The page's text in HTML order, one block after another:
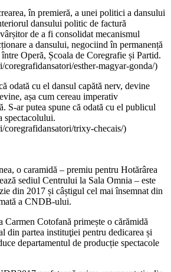
în premieră, a unei politici a dansului
dansului politic de factură
de a fi consolidat mecanismul
a dansului, negociind în permanență
Operă, Școala de Coregrafie și Partid.
esther-magyar-gonda/)
odată cu el dansul capătă nerv, devine
așa cum cereau imperativ
S-ar putea spune că odată cu el publicul
spectacolului.
coregrafidansatori/trixy-checais/)
o caramidă – premiu pentru Hotărârea
sediul Centrului la Sala Omnia – este
din 2017 și câștigul cel mai însemnat din
a CNDB-ului.
Carmen Cotofană primește o cărămidă
din partea instituţiei pentru dedicarea și
departamentul de producție spectacole